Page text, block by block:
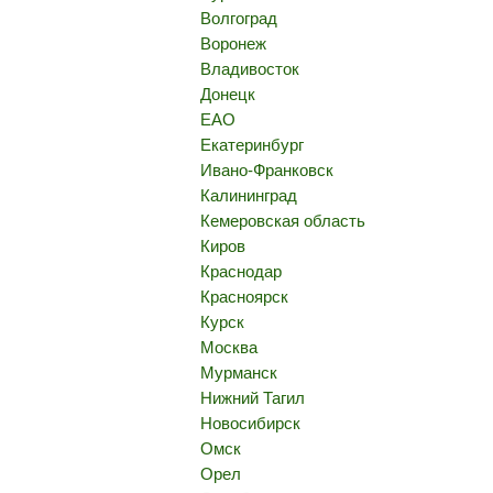
Волгоград
Воронеж
Владивосток
Донецк
ЕАО
Екатеринбург
Ивано-Франковск
Калининград
Кемеровская область
Киров
Краснодар
Красноярск
Курск
Москва
Мурманск
Нижний Тагил
Новосибирск
Омск
Орел